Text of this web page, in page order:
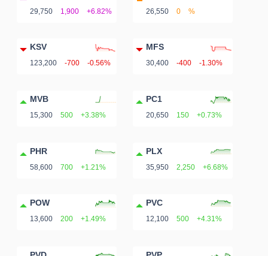
29,750 1,900 +6.82% 26,550 0 %
KSV
123,200 -700 -0.56%
MFS
30,400 -400 -1.30%
MVB
15,300 500 +3.38%
PC1
20,650 150 +0.73%
PHR
58,600 700 +1.21%
PLX
35,950 2,250 +6.68%
POW
13,600 200 +1.49%
PVC
12,100 500 +4.31%